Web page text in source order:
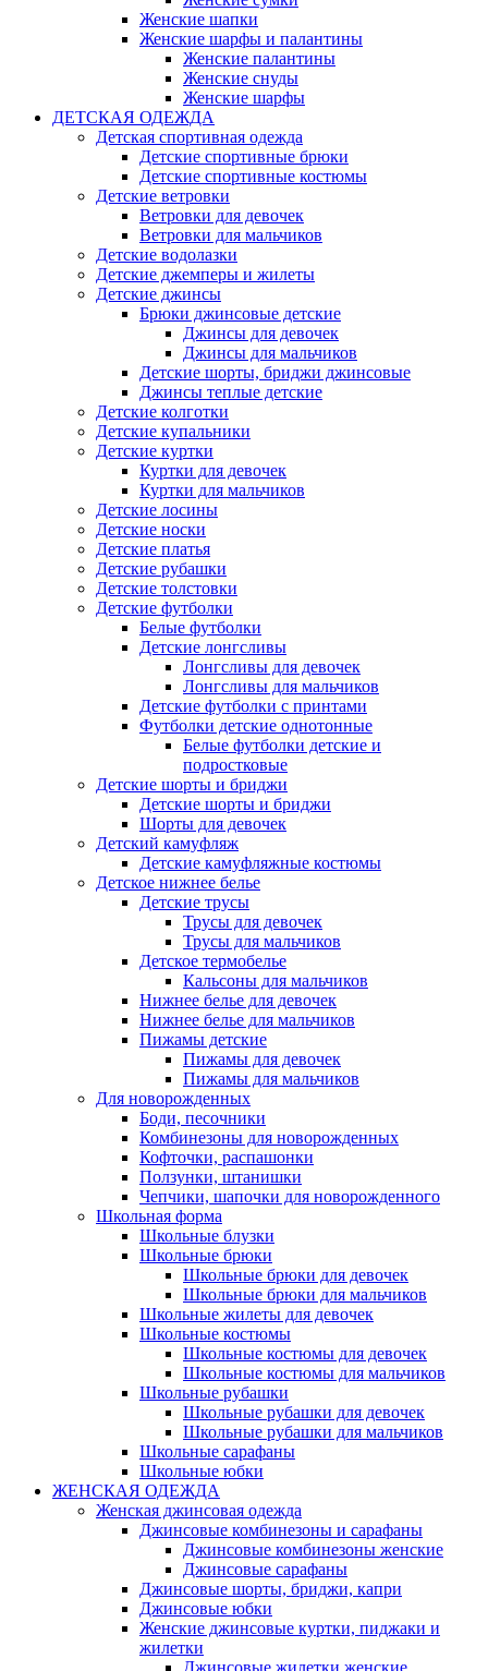
Женские шапки
Женские шарфы и палантины
Женские палантины
Женские снуды
Женские шарфы
ДЕТСКАЯ ОДЕЖДА
Детская спортивная одежда
Детские спортивные брюки
Детские спортивные костюмы
Детские ветровки
Ветровки для девочек
Ветровки для мальчиков
Детские водолазки
Детские джемперы и жилеты
Детские джинсы
Брюки джинсовые детские
Джинсы для девочек
Джинсы для мальчиков
Детские шорты, бриджи джинсовые
Джинсы теплые детские
Детские колготки
Детские купальники
Детские куртки
Куртки для девочек
Куртки для мальчиков
Детские лосины
Детские носки
Детские платья
Детские рубашки
Детские толстовки
Детские футболки
Белые футболки
Детские лонгсливы
Лонгсливы для девочек
Лонгсливы для мальчиков
Детские футболки с принтами
Футболки детские однотонные
Белые футболки детские и
подростковые
Детские шорты и бриджи
Детские шорты и бриджи
Шорты для девочек
Детский камуфляж
Детские камуфляжные костюмы
Детское нижнее белье
Детские трусы
Трусы для девочек
Трусы для мальчиков
Детское термобелье
Кальсоны для мальчиков
Нижнее белье для девочек
Нижнее белье для мальчиков
Пижамы детские
Пижамы для девочек
Пижамы для мальчиков
Для новорожденных
Боди, песочники
Комбинезоны для новорожденных
Кофточки, распашонки
Ползунки, штанишки
Чепчики, шапочки для новорожденного
Школьная форма
Школьные блузки
Школьные брюки
Школьные брюки для девочек
Школьные брюки для мальчиков
Школьные жилеты для девочек
Школьные костюмы
Школьные костюмы для девочек
Школьные костюмы для мальчиков
Школьные рубашки
Школьные рубашки для девочек
Школьные рубашки для мальчиков
Школьные сарафаны
Школьные юбки
ЖЕНСКАЯ ОДЕЖДА
Женская джинсовая одежда
Джинсовые комбинезоны и сарафаны
Джинсовые комбинезоны женские
Джинсовые сарафаны
Джинсовые шорты, бриджи, капри
Джинсовые юбки
Женские джинсовые куртки, пиджаки и
жилетки
Джинсовые жилетки женские